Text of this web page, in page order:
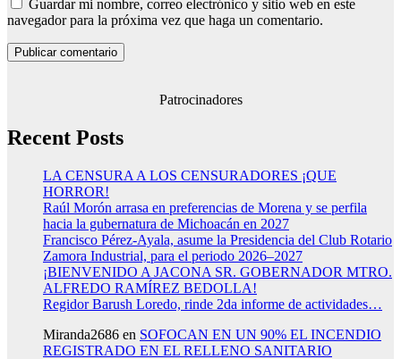
Guardar mi nombre, correo electrónico y sitio web en este
navegador para la próxima vez que haga un comentario.
Patrocinadores
Recent Posts
LA CENSURA A LOS CENSURADORES ¡QUE
HORROR!
Raúl Morón arrasa en preferencias de Morena y se perfila
hacia la gubernatura de Michoacán en 2027
Francisco Pérez-Ayala, asume la Presidencia del Club Rotario
Zamora Industrial, para el periodo 2026–2027
¡BIENVENIDO A JACONA SR. GOBERNADOR MTRO.
ALFREDO RAMÍREZ BEDOLLA!
Regidor Barush Loredo, rinde 2da informe de actividades…
Miranda2686 en SOFOCAN EN UN 90% EL INCENDIO
REGISTRADO EN EL RELLENO SANITARIO